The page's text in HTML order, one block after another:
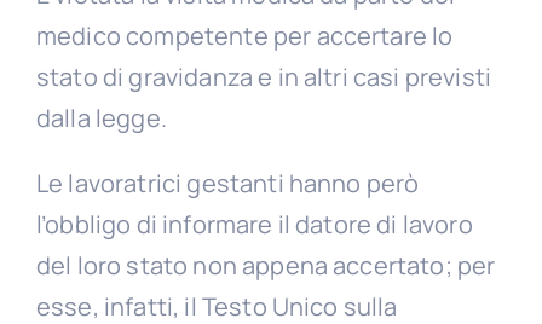
medico competente per accertare lo
stato di gravidanza e in altri casi previsti
dalla legge.
Le lavoratrici gestanti hanno però
l’obbligo di informare il datore di lavoro
del loro stato non appena accertato; per
esse, infatti, il Testo Unico sulla